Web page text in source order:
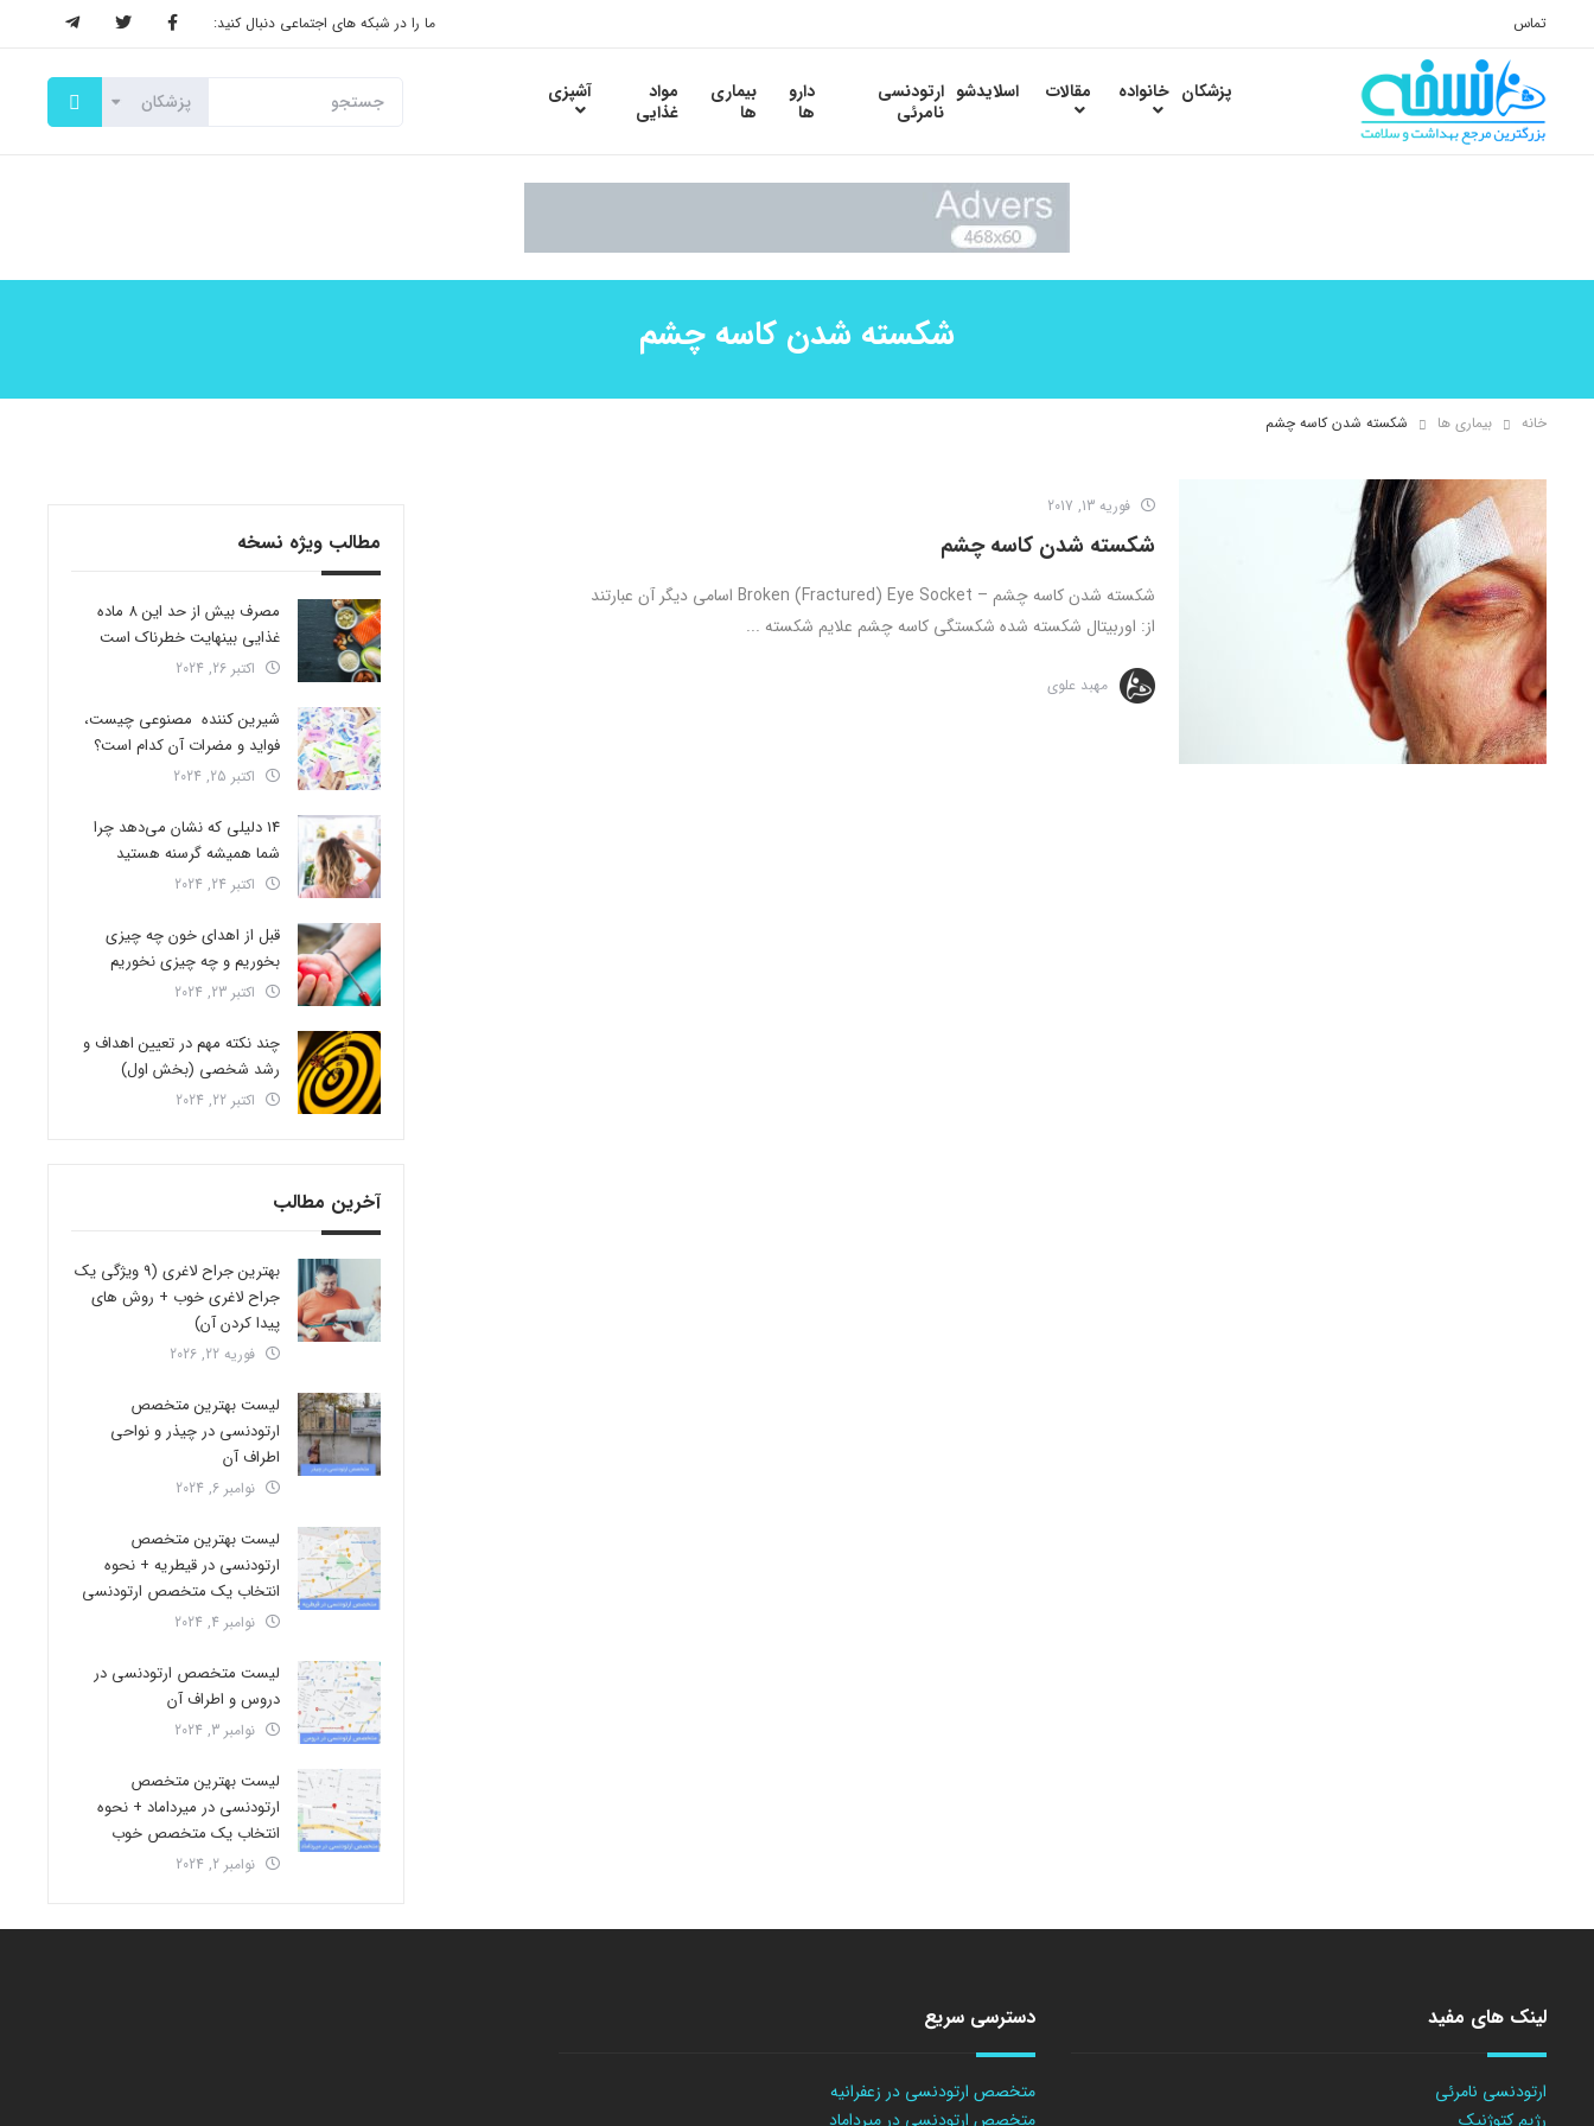
تماس ما را در شبکه های اجتماعی دنبال کنید:
پزشکان خانواده مقالات اسلایدشو ارتودنسی
نامرئی
دارو
ها
بیماری
ها
مواد
غذایی
آشپزی
شکسته شدن کاسه چشم
خانه بیماری ها شکسته شدن کاسه چشم
فوریه 13, 2017
شکسته شدن کاسه چشم
شکسته شدن کاسه چشم – Broken (Fractured) Eye Socket اسامی دیگر آن عبارتند
از: اوربیتال شکسته شده شکستگی کاسه چشم علایم شکسته ...
مهبد علوی
مطالب ویژه نسخه
مصرف بیش از حد این 8 ماده
غذایی بینهایت خطرناک است
اکتبر 26, 2024
شیرین کننده مصنوعی چیست،
فواید و مضرات آن کدام است؟
اکتبر 25, 2024
14 دلیلی که نشان می‌دهد چرا
شما همیشه گرسنه هستید
اکتبر 24, 2024
قبل از اهدای خون چه چیزی
بخوریم و چه چیزی نخوریم
اکتبر 23, 2024
چند نکته مهم در تعیین اهداف و
رشد شخصی (بخش اول)
اکتبر 22, 2024
آخرین مطالب
بهترین جراح لاغری (9 ویژگی یک
جراح لاغری خوب + روش های
پیدا کردن آن)
فوریه 22, 2026
لیست بهترین متخصص
ارتودنسی در چیذر و نواحی
اطراف آن
نوامبر 6, 2024
لیست بهترین متخصص
ارتودنسی در قیطریه + نحوه
انتخاب یک متخصص ارتودنسی
نوامبر 4, 2024
لیست متخصص ارتودنسی در
دروس و اطراف آن
نوامبر 3, 2024
لیست بهترین متخصص
ارتودنسی در میرداماد + نحوه
انتخاب یک متخصص خوب
نوامبر 2, 2024
لینک های مفید
ارتودنسی نامرئی
رژیم کتوژنیک
دسترسی سریع
متخصص ارتودنسی در زعفرانیه
متخصص ارتودنسی در میرداماد